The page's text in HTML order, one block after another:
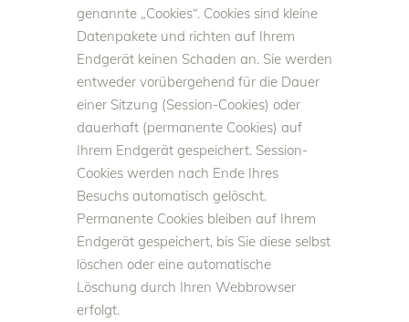
genannte „Cookies“. Cookies sind kleine
Datenpakete und richten auf Ihrem
Endgerät keinen Schaden an. Sie werden
entweder vorübergehend für die Dauer
einer Sitzung (Session-Cookies) oder
dauerhaft (permanente Cookies) auf
Ihrem Endgerät gespeichert. Session-
Cookies werden nach Ende Ihres
Besuchs automatisch gelöscht.
Permanente Cookies bleiben auf Ihrem
Endgerät gespeichert, bis Sie diese selbst
löschen oder eine automatische
Löschung durch Ihren Webbrowser
erfolgt.